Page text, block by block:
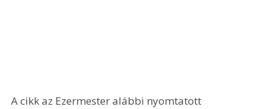
A cikk az Ezermester alábbi nyomtatott